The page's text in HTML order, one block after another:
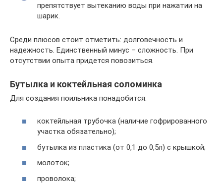
препятствует вытеканию воды при нажатии на
шарик.
Среди плюсов стоит отметить: долговечность и
надежность. Единственный минус – сложность. При
отсутствии опыта придется повозиться.
Бутылка и коктейльная соломинка
Для создания поильника понадобится:
коктейльная трубочка (наличие гофрированного
участка обязательно);
бутылка из пластика (от 0,1 до 0,5л) с крышкой;
молоток;
проволока;